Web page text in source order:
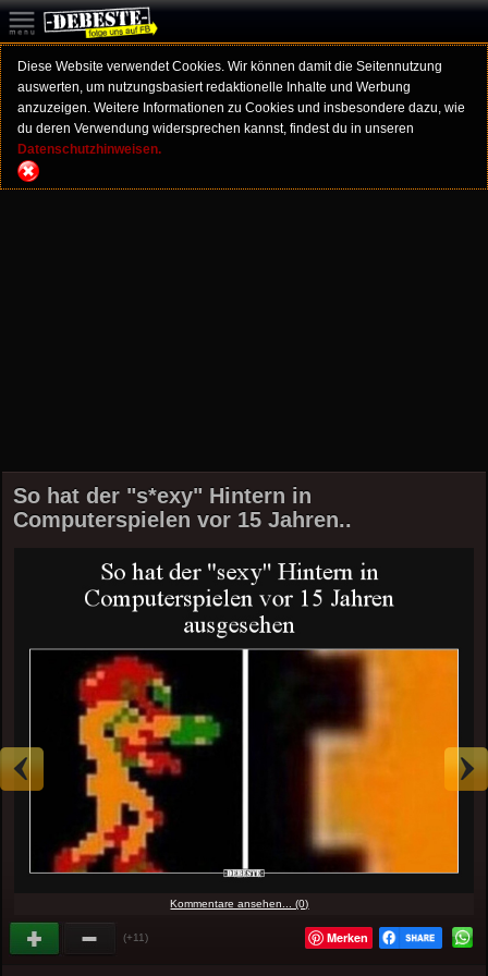
Diese Website verwendet Cookies. Wir können damit die Seitennutzung
auswerten, um nutzungsbasiert redaktionelle Inhalte und Werbung
anzuzeigen. Weitere Informationen zu Cookies und insbesondere dazu, wie
du deren Verwendung widersprechen kannst, findest du in unseren
Datenschutzhinweisen.
So hat der "s*exy" Hintern in
Computerspielen vor 15 Jahren..
Kommentare ansehen... (0)
(+11) Merken